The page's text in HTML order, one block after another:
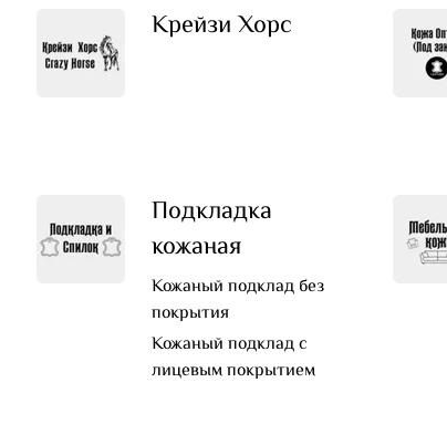
Крейзи Хорс
Подкладка
кожаная
Кожаный подклад без
покрытия
Кожаный подклад с
лицевым покрытием